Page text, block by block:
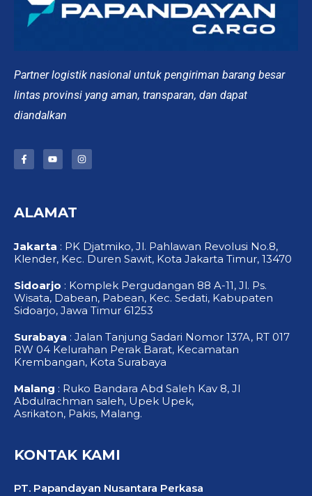
Partner logistik nasional untuk pengiriman barang besar
lintas provinsi yang aman, transparan, dan dapat
diandalkan
F
a
o
o
Y
o
b
e
I
n
ALAMAT
Jakarta : PK Djatmiko, Jl. Pahlawan Revolusi No.8,
Klender, Kec. Duren Sawit, Kota Jakarta Timur, 13470
Sidoarjo : Komplek Pergudangan 88 A-11, Jl. Ps.
Wisata, Dabean, Pabean, Kec. Sedati, Kabupaten
Sidoarjo, Jawa Timur 61253
Surabaya : Jalan Tanjung Sadari Nomor 137A, RT 017
RW 04 Kelurahan Perak Barat, Kecamatan
Krembangan, Kota Surabaya
Malang : Ruko Bandara Abd Saleh Kav 8, Jl
Abdulrachman saleh, Upek Upek,
Asrikaton, Pakis, Malang.
KONTAK KAMI
PT. Papandayan Nusantara Perkasa